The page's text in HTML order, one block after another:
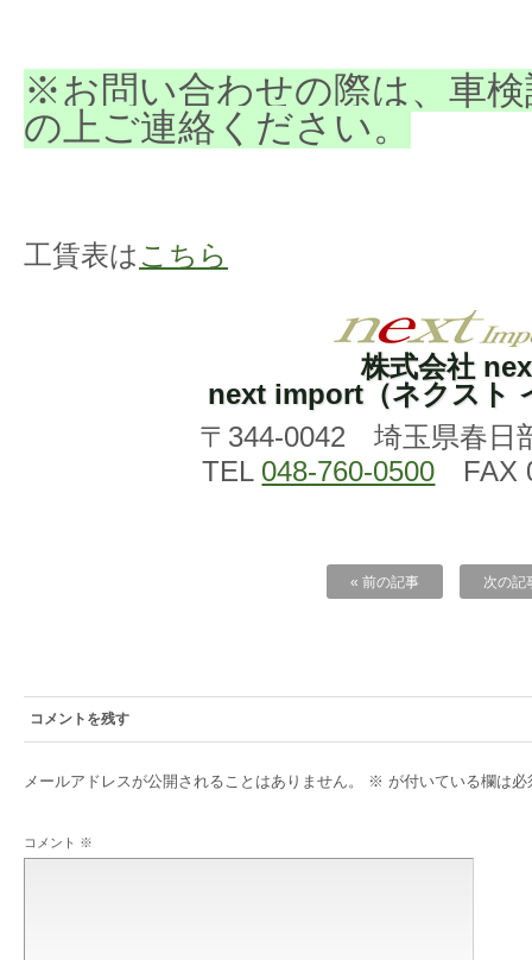
※お問い合わせの際は、車
の上ご連絡ください。
工賃表は こちら
株式会社
next import（ネクスト
〒344-0042 埼玉県春日
TEL 048-760-0500 FAX
« 前の記事 次の記
コメントを残す
メールアドレスが公開されることはありません。 ※ が付いている欄は必
コメント ※